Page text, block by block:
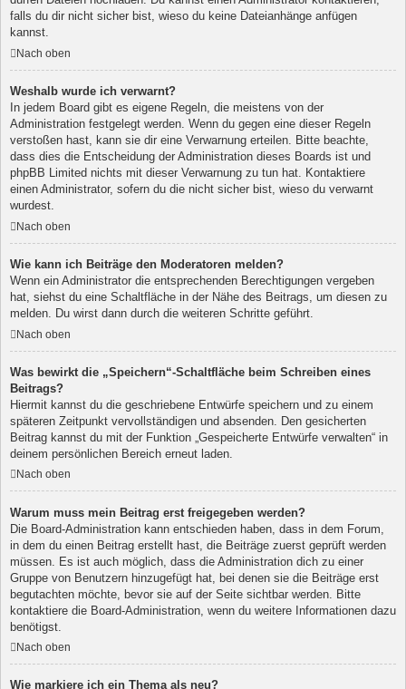
falls du dir nicht sicher bist, wieso du keine Dateianhänge anfügen
kannst.
Nach oben
Weshalb wurde ich verwarnt?
In jedem Board gibt es eigene Regeln, die meistens von der
Administration festgelegt werden. Wenn du gegen eine dieser Regeln
verstoßen hast, kann sie dir eine Verwarnung erteilen. Bitte beachte,
dass dies die Entscheidung der Administration dieses Boards ist und
phpBB Limited nichts mit dieser Verwarnung zu tun hat. Kontaktiere
einen Administrator, sofern du die nicht sicher bist, wieso du verwarnt
wurdest.
Nach oben
Wie kann ich Beiträge den Moderatoren melden?
Wenn ein Administrator die entsprechenden Berechtigungen vergeben
hat, siehst du eine Schaltfläche in der Nähe des Beitrags, um diesen zu
melden. Du wirst dann durch die weiteren Schritte geführt.
Nach oben
Was bewirkt die „Speichern“-Schaltfläche beim Schreiben eines
Beitrags?
Hiermit kannst du die geschriebene Entwürfe speichern und zu einem
späteren Zeitpunkt vervollständigen und absenden. Den gesicherten
Beitrag kannst du mit der Funktion „Gespeicherte Entwürfe verwalten“ in
deinem persönlichen Bereich erneut laden.
Nach oben
Warum muss mein Beitrag erst freigegeben werden?
Die Board-Administration kann entschieden haben, dass in dem Forum,
in dem du einen Beitrag erstellt hast, die Beiträge zuerst geprüft werden
müssen. Es ist auch möglich, dass die Administration dich zu einer
Gruppe von Benutzern hinzugefügt hat, bei denen sie die Beiträge erst
begutachten möchte, bevor sie auf der Seite sichtbar werden. Bitte
kontaktiere die Board-Administration, wenn du weitere Informationen dazu
benötigst.
Nach oben
Wie markiere ich ein Thema als neu?